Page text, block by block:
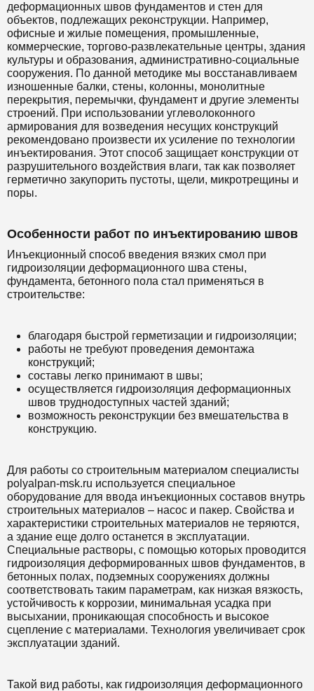
деформационных швов фундаментов и стен для
объектов, подлежащих реконструкции. Например,
офисные и жилые помещения, промышленные,
коммерческие, торгово-развлекательные центры, здания
культуры и образования, административно-социальные
сооружения. По данной методике мы восстанавливаем
изношенные балки, стены, колонны, монолитные
перекрытия, перемычки, фундамент и другие элементы
строений. При использовании углеволоконного
армирования для возведения несущих конструкций
рекомендовано произвести их усиление по технологии
инъектирования. Этот способ защищает конструкции от
разрушительного воздействия влаги, так как позволяет
герметично закупорить пустоты, щели, микротрещины и
поры.
Особенности работ по инъектированию швов
Инъекционный способ введения вязких смол при
гидроизоляции деформационного шва стены,
фундамента, бетонного пола стал применяться в
строительстве:
благодаря быстрой герметизации и гидроизоляции;
работы не требуют проведения демонтажа
конструкций;
составы легко принимают в швы;
осуществляется гидроизоляция деформационных
швов труднодоступных частей зданий;
возможность реконструкции без вмешательства в
конструкцию.
Для работы со строительным материалом специалисты
polyalpan-msk.ru используется специальное
оборудование для ввода инъекционных составов внутрь
строительных материалов – насос и пакер. Свойства и
характеристики строительных материалов не теряются,
а здание еще долго останется в эксплуатации.
Специальные растворы, с помощью которых проводится
гидроизоляция деформированных швов фундаментов, в
бетонных полах, подземных сооружениях должны
соответствовать таким параметрам, как низкая вязкость,
устойчивость к коррозии, минимальная усадка при
высыхании, проникающая способность и высокое
сцепление с материалами. Технология увеличивает срок
эксплуатации зданий.
Такой вид работы, как гидроизоляция деформационного